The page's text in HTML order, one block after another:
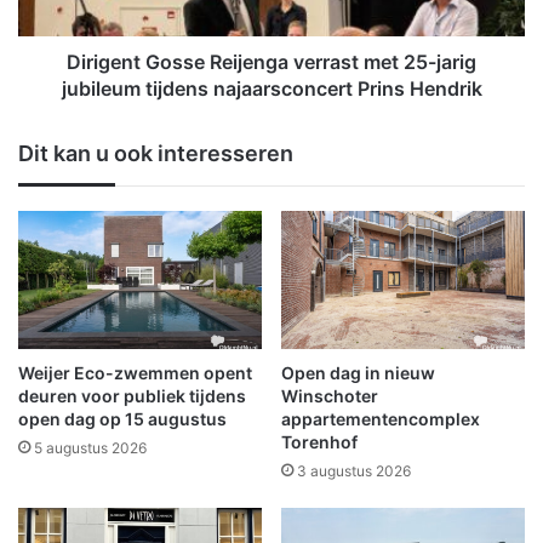
c
d
a
o
p
2
2
n
o
v
e
m
b
G
R
e
i
j
e
n
g
a
v
e
r
r
t
Dirigent Gosse Reijenga verrast met 25-jarig
jubileum tijdens najaarsconcert Prins Hendrik
Dit kan u ook interesseren
Weijer Eco-zwemmen opent
deuren voor publiek tijdens
open dag op 15 augustus
5 augustus 2026
Open dag in nieuw
Winschoter
appartementencomplex
Torenhof
3 augustus 2026